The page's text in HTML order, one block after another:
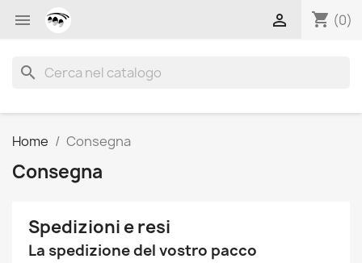
 shopping_cart (0)

search
Home Consegna
Consegna
Spedizioni e resi
La spedizione del vostro pacco